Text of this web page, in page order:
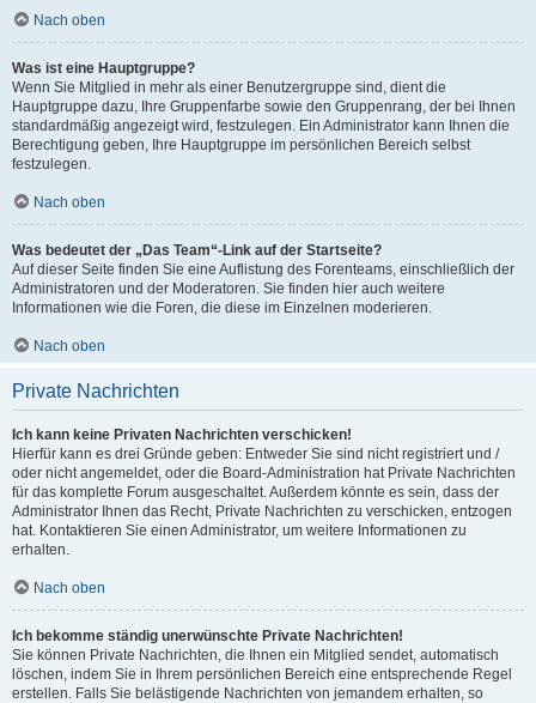
Nach oben
Was ist eine Hauptgruppe?
Wenn Sie Mitglied in mehr als einer Benutzergruppe sind, dient die
Hauptgruppe dazu, Ihre Gruppenfarbe sowie den Gruppenrang, der bei Ihnen
standardmäßig angezeigt wird, festzulegen. Ein Administrator kann Ihnen die
Berechtigung geben, Ihre Hauptgruppe im persönlichen Bereich selbst
festzulegen.
Nach oben
Was bedeutet der „Das Team“-Link auf der Startseite?
Auf dieser Seite finden Sie eine Auflistung des Forenteams, einschließlich der
Administratoren und der Moderatoren. Sie finden hier auch weitere
Informationen wie die Foren, die diese im Einzelnen moderieren.
Nach oben
Private Nachrichten
Ich kann keine Privaten Nachrichten verschicken!
Hierfür kann es drei Gründe geben: Entweder Sie sind nicht registriert und /
oder nicht angemeldet, oder die Board-Administration hat Private Nachrichten
für das komplette Forum ausgeschaltet. Außerdem könnte es sein, dass der
Administrator Ihnen das Recht, Private Nachrichten zu verschicken, entzogen
hat. Kontaktieren Sie einen Administrator, um weitere Informationen zu
erhalten.
Nach oben
Ich bekomme ständig unerwünschte Private Nachrichten!
Sie können Private Nachrichten, die Ihnen ein Mitglied sendet, automatisch
löschen, indem Sie in Ihrem persönlichen Bereich eine entsprechende Regel
erstellen. Falls Sie belästigende Nachrichten von jemandem erhalten, so